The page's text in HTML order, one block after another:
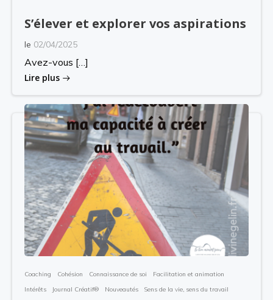
S’élever et explorer vos aspirations
le 02/04/2025
Avez-vous […]
Lire plus
Coaching Cohésion Connaissance de soi
Facilitation et animation
Intérêts
Journal Créatif® Nouveautés
Sens de la vie, sens du travail